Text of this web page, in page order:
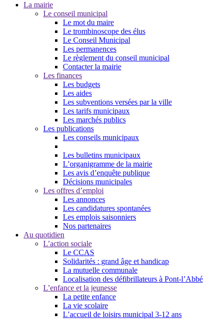
La mairie
Le conseil municipal
Le mot du maire
Le trombinoscope des élus
Le Conseil Municipal
Les permanences
Le règlement du conseil municipal
Contacter la mairie
Les finances
Les budgets
Les aides
Les subventions versées par la ville
Les tarifs municipaux
Les marchés publics
Les publications
Les conseils municipaux
Les bulletins municipaux
L’organigramme de la mairie
Les avis d’enquête publique
Décisions municipales
Les offres d’emploi
Les annonces
Les candidatures spontanées
Les emplois saisonniers
Nos partenaires
Au quotidien
L’action sociale
Le CCAS
Solidarités : grand âge et handicap
La mutuelle communale
Localisation des défibrillateurs à Pont-l’Abbé
L’enfance et la jeunesse
La petite enfance
La vie scolaire
L’accueil de loisirs municipal 3-12 ans